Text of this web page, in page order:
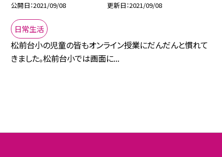
公開日 2021/09/08 更新日 2021/09/08
日常生活
松前台小の児童の皆もオンライン授業にだんだんと慣れて
きました。松前台小では画面に...